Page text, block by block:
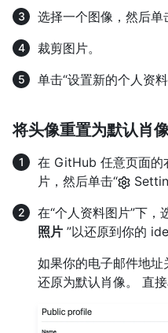
选择一个图像，然后单
裁剪图片。
单击“设置新的个人资料
将头像重置为默认肖
在 GitHub 任意页面的
片，然后单击“
在“个人资料图片”下，
照片 ”以还原到你的
如果你的电子邮件地址
还原为默认肖像。 直